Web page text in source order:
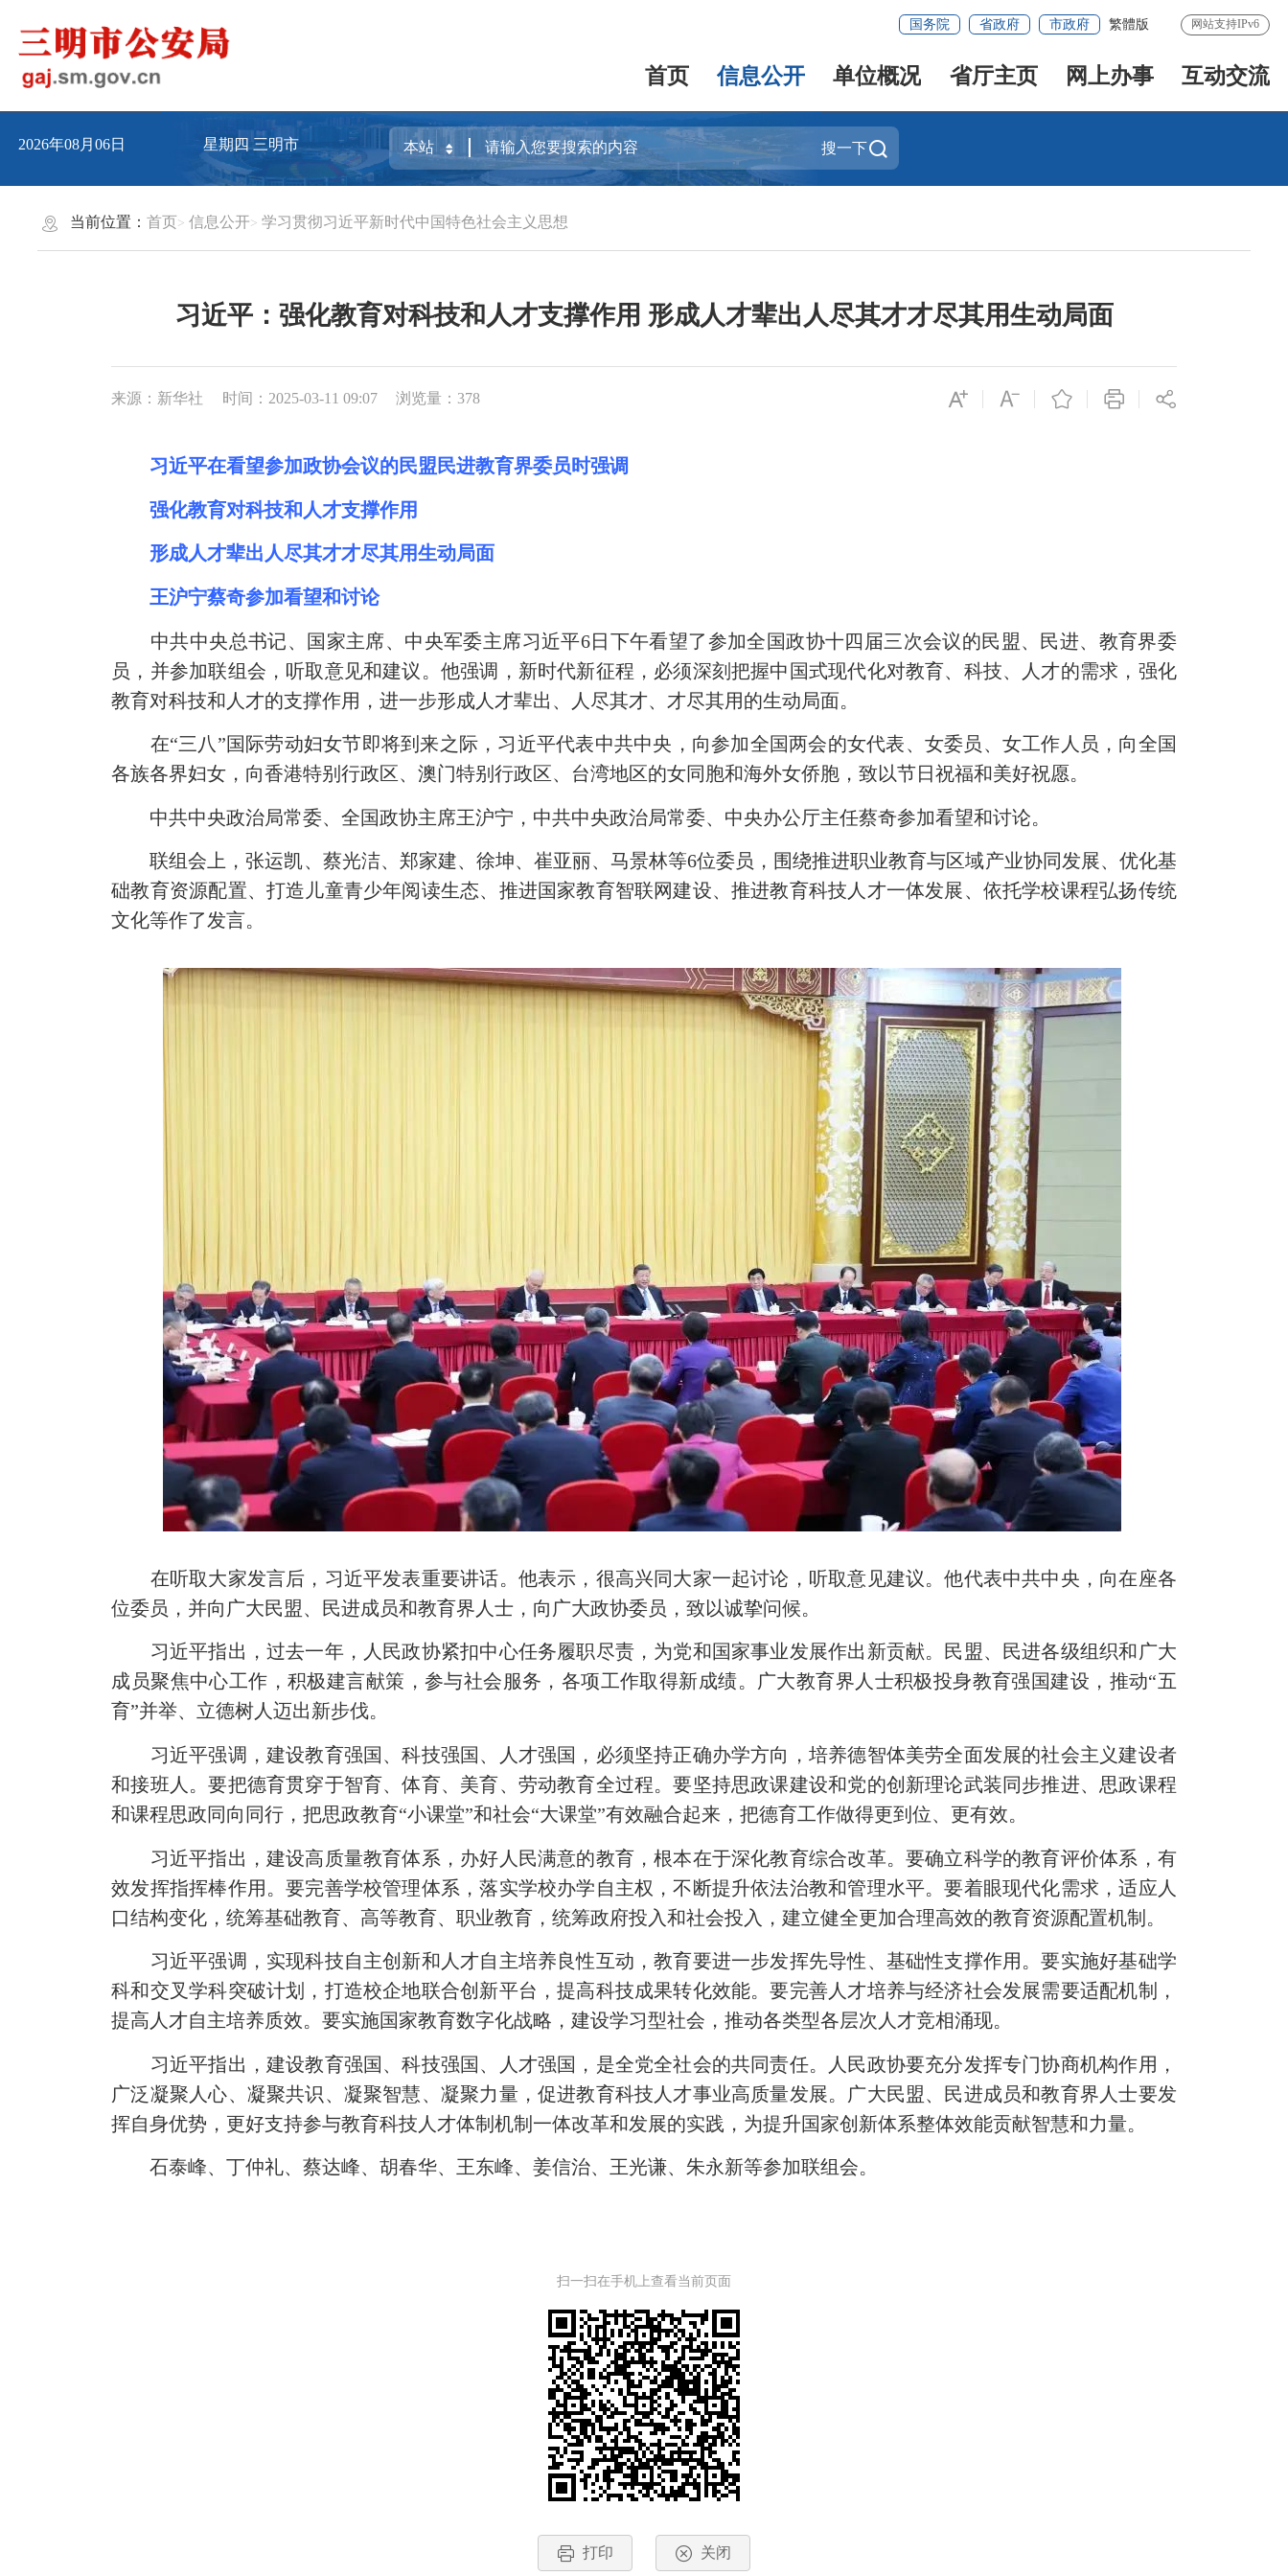
国务院 省政府 市政府 繁體版 网站支持IPv6
首页 信息公开 单位概况 省厅主页 网上办事 互动交流
2026年08月06日 星期四三明市 搜一下
当前位置：首页 信息公开 学习贯彻习近平新时代中国特色社会主义思想
习近平：强化教育对科技和人才支撑作用 形成人才辈出人尽其才才尽其用生动局面
来源：新华社 时间：2025-03-11 09:07 浏览量：378
习近平在看望参加政协会议的民盟民进教育界委员时强调
强化教育对科技和人才支撑作用
形成人才辈出人尽其才才尽其用生动局面
王沪宁蔡奇参加看望和讨论
中共中央总书记、国家主席、中央军委主席习近平6日下午看望了参加全国政协十四届三次会议的民盟、民进、教育界委
员，并参加联组会，听取意见和建议。他强调，新时代新征程，必须深刻把握中国式现代化对教育、科技、人才的需求，强化
教育对科技和人才的支撑作用，进一步形成人才辈出、人尽其才、才尽其用的生动局面。
在“三八”国际劳动妇女节即将到来之际，习近平代表中共中央，向参加全国两会的女代表、女委员、女工作人员，向全国
各族各界妇女，向香港特别行政区、澳门特别行政区、台湾地区的女同胞和海外女侨胞，致以节日祝福和美好祝愿。
中共中央政治局常委、全国政协主席王沪宁，中共中央政治局常委、中央办公厅主任蔡奇参加看望和讨论。
联组会上，张运凯、蔡光洁、郑家建、徐坤、崔亚丽、马景林等6位委员，围绕推进职业教育与区域产业协同发展、优化基
础教育资源配置、打造儿童青少年阅读生态、推进国家教育智联网建设、推进教育科技人才一体发展、依托学校课程弘扬传统
文化等作了发言。
在听取大家发言后，习近平发表重要讲话。他表示，很高兴同大家一起讨论，听取意见建议。他代表中共中央，向在座各
位委员，并向广大民盟、民进成员和教育界人士，向广大政协委员，致以诚挚问候。
习近平指出，过去一年，人民政协紧扣中心任务履职尽责，为党和国家事业发展作出新贡献。民盟、民进各级组织和广大
成员聚焦中心工作，积极建言献策，参与社会服务，各项工作取得新成绩。广大教育界人士积极投身教育强国建设，推动“五
育”并举、立德树人迈出新步伐。
习近平强调，建设教育强国、科技强国、人才强国，必须坚持正确办学方向，培养德智体美劳全面发展的社会主义建设者
和接班人。要把德育贯穿于智育、体育、美育、劳动教育全过程。要坚持思政课建设和党的创新理论武装同步推进、思政课程
和课程思政同向同行，把思政教育“小课堂”和社会“大课堂”有效融合起来，把德育工作做得更到位、更有效。
习近平指出，建设高质量教育体系，办好人民满意的教育，根本在于深化教育综合改革。要确立科学的教育评价体系，有
效发挥指挥棒作用。要完善学校管理体系，落实学校办学自主权，不断提升依法治教和管理水平。要着眼现代化需求，适应人
口结构变化，统筹基础教育、高等教育、职业教育，统筹政府投入和社会投入，建立健全更加合理高效的教育资源配置机制。
习近平强调，实现科技自主创新和人才自主培养良性互动，教育要进一步发挥先导性、基础性支撑作用。要实施好基础学
科和交叉学科突破计划，打造校企地联合创新平台，提高科技成果转化效能。要完善人才培养与经济社会发展需要适配机制，
提高人才自主培养质效。要实施国家教育数字化战略，建设学习型社会，推动各类型各层次人才竞相涌现。
习近平指出，建设教育强国、科技强国、人才强国，是全党全社会的共同责任。人民政协要充分发挥专门协商机构作用，
广泛凝聚人心、凝聚共识、凝聚智慧、凝聚力量，促进教育科技人才事业高质量发展。广大民盟、民进成员和教育界人士要发
挥自身优势，更好支持参与教育科技人才体制机制一体改革和发展的实践，为提升国家创新体系整体效能贡献智慧和力量。
石泰峰、丁仲礼、蔡达峰、胡春华、王东峰、姜信治、王光谦、朱永新等参加联组会。
扫一扫在手机上查看当前页面
打印 关闭